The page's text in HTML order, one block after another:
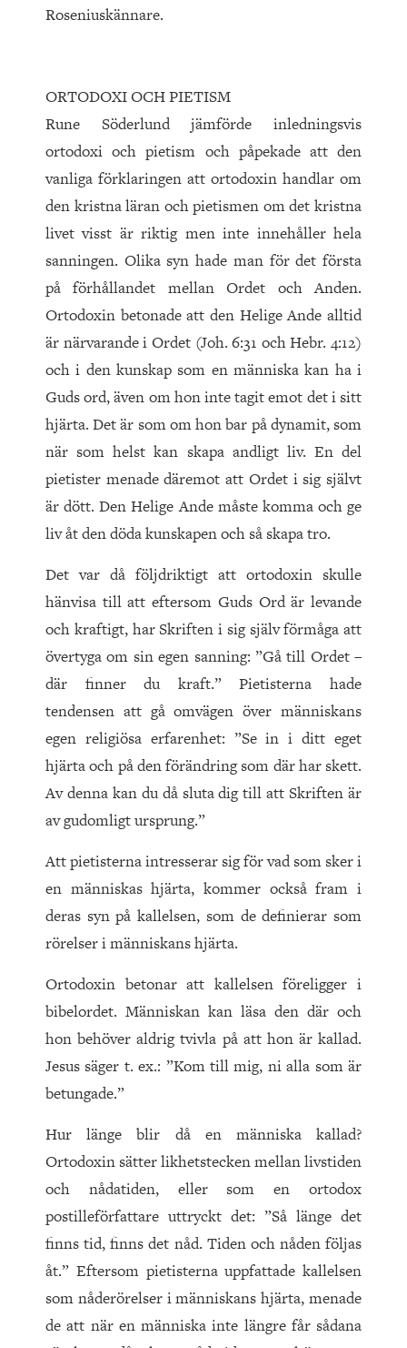
Roseniuskännare.
ORTODOXI OCH PIETISM
Rune Söderlund jämförde inledningsvis
ortodoxi och pietism och påpekade att den
vanliga förklaringen att ortodoxin handlar om
den kristna läran och pietismen om det kristna
livet visst är riktig men inte innehåller hela
sanningen. Olika syn hade man för det första
på förhållandet mellan Ordet och Anden.
Ortodoxin betonade att den Helige Ande alltid
är närvarande i Ordet (Joh. 6:31 och Hebr. 4:12)
och i den kunskap som en människa kan ha i
Guds ord, även om hon inte tagit emot det i sitt
hjärta. Det är som om hon bar på dynamit, som
när som helst kan skapa andligt liv. En del
pietister menade däremot att Ordet i sig självt
är dött. Den Helige Ande måste komma och ge
liv åt den döda kunskapen och så skapa tro.
Det var då följdriktigt att ortodoxin skulle
hänvisa till att eftersom Guds Ord är levande
och kraftigt, har Skriften i sig själv förmåga att
övertyga om sin egen sanning: ”Gå till Ordet –
där finner du kraft.” Pietisterna hade
tendensen att gå omvägen över människans
egen religiösa erfarenhet: ”Se in i ditt eget
hjärta och på den förändring som där har skett.
Av denna kan du då sluta dig till att Skriften är
av gudomligt ursprung.”
Att pietisterna intresserar sig för vad som sker i
en människas hjärta, kommer också fram i
deras syn på kallelsen, som de definierar som
rörelser i människans hjärta.
Ortodoxin betonar att kallelsen föreligger i
bibelordet. Människan kan läsa den där och
hon behöver aldrig tvivla på att hon är kallad.
Jesus säger t. ex.: ”Kom till mig, ni alla som är
betungade.”
Hur länge blir då en människa kallad?
Ortodoxin sätter likhetstecken mellan livstiden
och nådatiden, eller som en ortodox
postilleförfattare uttryckt det: ”Så länge det
finns tid, finns det nåd. Tiden och nåden följas
åt.” Eftersom pietisterna uppfattade kallelsen
som nåderörelser i människans hjärta, menade
de att när en människa inte längre får sådana